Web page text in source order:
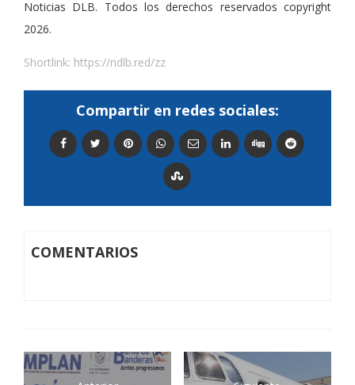
Noticias DLB. Todos los derechos reservados copyright
2026.
Shortlink: https://ndlb.red/zz
Compartir en redes sociales:
COMENTARIOS